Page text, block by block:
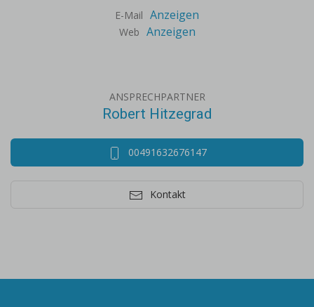
E-Mail Anzeigen
Web Anzeigen
ANSPRECHPARTNER
Robert Hitzegrad
00491632676147
Kontakt